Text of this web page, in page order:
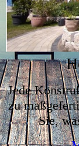
Jede
zu
Sie,